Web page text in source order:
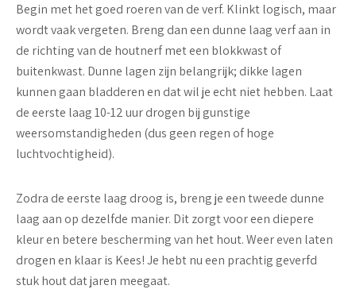
Begin met het goed roeren van de verf. Klinkt logisch, maar
wordt vaak vergeten. Breng dan een dunne laag verf aan in
de richting van de houtnerf met een blokkwast of
buitenkwast. Dunne lagen zijn belangrijk; dikke lagen
kunnen gaan bladderen en dat wil je echt niet hebben. Laat
de eerste laag 10-12 uur drogen bij gunstige
weersomstandigheden (dus geen regen of hoge
luchtvochtigheid).
Zodra de eerste laag droog is, breng je een tweede dunne
laag aan op dezelfde manier. Dit zorgt voor een diepere
kleur en betere bescherming van het hout. Weer even laten
drogen en klaar is Kees! Je hebt nu een prachtig geverfd
stuk hout dat jaren meegaat.